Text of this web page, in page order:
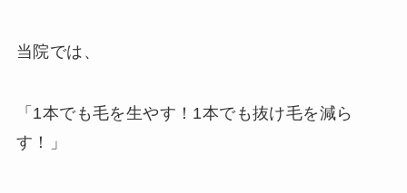
当院では、
「1本でも毛を生やす！1本でも抜け毛を減ら
す！」